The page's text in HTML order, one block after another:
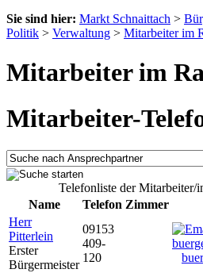
Sie sind hier: Markt Schnaittach >
Politik > Verwaltung > Mitarbeiter im
Mitarbeiter im
Mitarbeiter-
Telefonliste der Mitarbeiter/
Name
Telefon Zimmer
Herr
Pitterlein
Erster
Bürgermeister
09153
409-
120